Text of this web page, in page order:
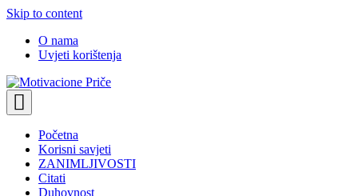
Skip to content
O nama
Uvjeti korištenja
Motivacione Priče
Mudre priče o životu i poučne priče o životu
Početna
Korisni savjeti
ZANIMLJIVOSTI
Citati
Duhovnost